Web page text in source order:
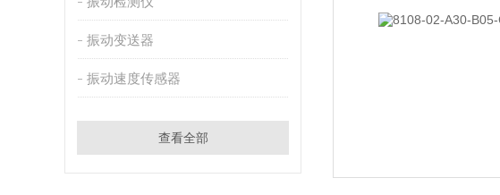
振动变送器
振动速度传感器
查看全部